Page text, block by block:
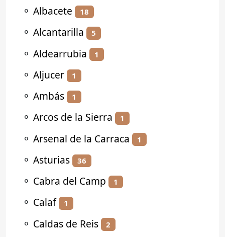
⚬ Albacete 18
⚬ Alcantarilla 5
⚬ Aldearrubia 1
⚬ Aljucer 1
⚬ Ambás 1
⚬ Arcos de la Sierra 1
⚬ Arsenal de la Carraca 1
⚬ Asturias 36
⚬ Cabra del Camp 1
⚬ Calaf 1
⚬ Caldas de Reis 2